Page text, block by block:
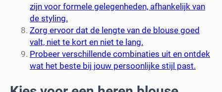
zijn voor formele gelegenheden, afhankelijk van
de styling.
Zorg ervoor dat de lengte van de blouse goed
valt, niet te kort en niet te lang.
Probeer verschillende combinaties uit en ontdek
wat het beste bij jouw persoonlijke stijl past.